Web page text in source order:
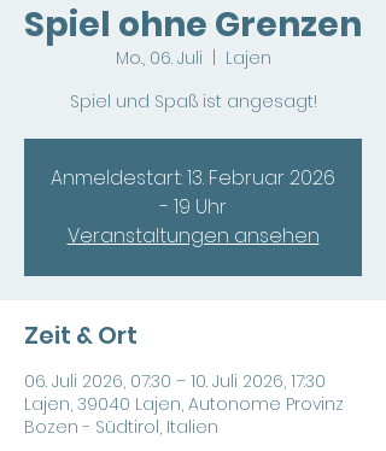
Spiel ohne Grenzen
Mo., 06. Juli
Lajen
Spiel und Spaß ist angesagt!
Anmeldestart: 13. Februar 2026
- 19 Uhr
Veranstaltungen ansehen
Zeit & Ort
06. Juli 2026, 07:30 – 10. Juli 2026, 17:30
Lajen, 39040 Lajen, Autonome Provinz
Bozen - Südtirol, Italien